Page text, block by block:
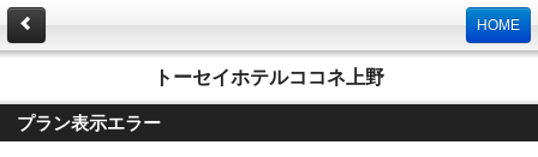
HOME
トーセイホテルココネ上野
プラン表示エラー